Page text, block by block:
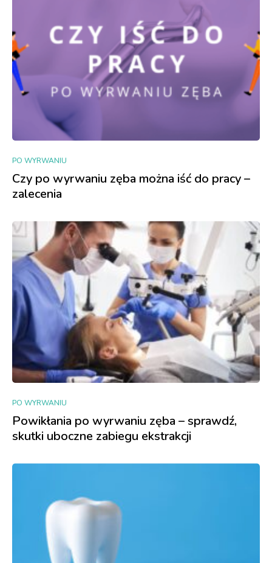
PO WYRWANIU
Czy po wyrwaniu zęba można iść do pracy –
zalecenia
PO WYRWANIU
Powikłania po wyrwaniu zęba – sprawdź,
skutki uboczne zabiegu ekstrakcji